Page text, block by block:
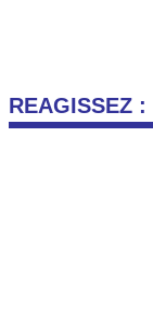
REAGISSEZ :